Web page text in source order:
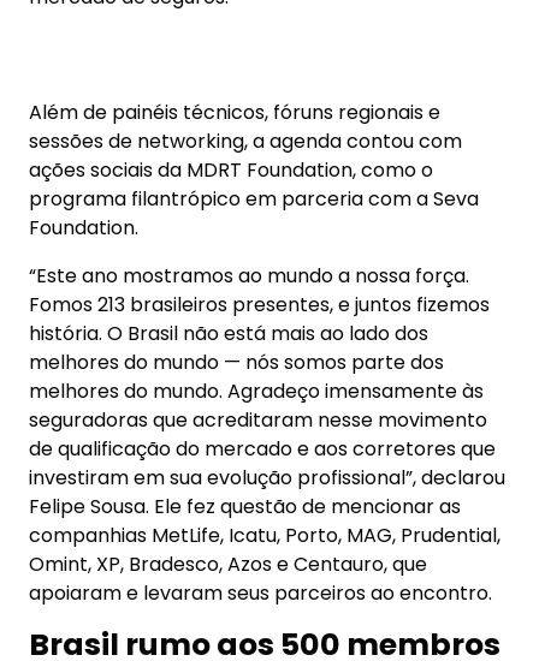
seguradoras que acreditaram nesse movimento
de qualificação do mercado e aos corretores que
investiram em sua evolução profissional”, declarou
Felipe Sousa. Ele fez questão de mencionar as
companhias MetLife, Icatu, Porto, MAG, Prudential,
Omint, XP, Bradesco, Azos e Centauro, que
apoiaram e levaram seus parceiros ao encontro.
Brasil rumo aos 500 membros
e novo desafio continental
A nova missão de Felipe Sousa será liderar o
desenvolvimento da MDRT em toda a América
Latina, abrangendo 20 países e mais de 2.500
membros ativos, com foco em expansão e
qualificação profissional. “Nosso objetivo é ampliar
esse número significativamente, promovendo a
cultura da excelência no Seguro de Vida por toda